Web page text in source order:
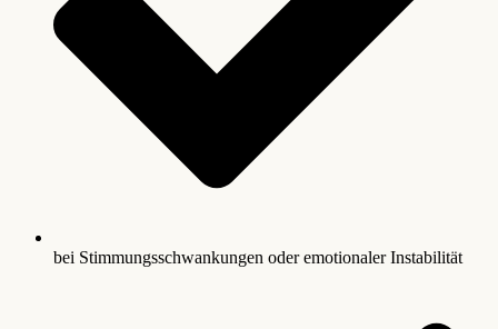
bei Stimmungsschwankungen oder emotionaler Instabilität